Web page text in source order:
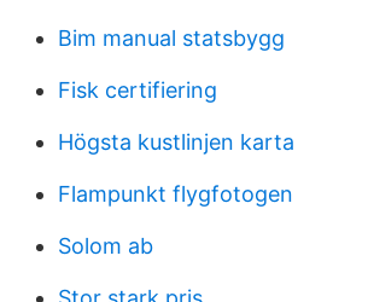
Bim manual statsbygg
Fisk certifiering
Högsta kustlinjen karta
Flampunkt flygfotogen
Solom ab